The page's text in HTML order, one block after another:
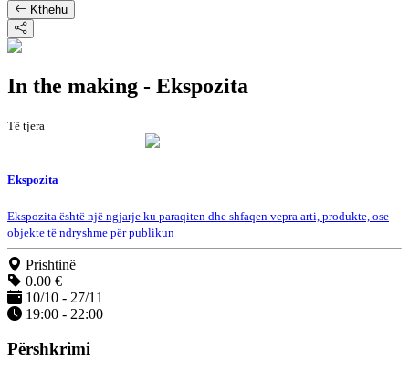
Kthehu
In the making - Ekspozita
Të tjera
Ekspozita
Ekspozita është një ngjarje ku paraqiten dhe shfaqen vepra arti, produkte, ose
objekte të ndryshme për publikun
Prishtinë
0.00 €
10/10 - 27/11
19:00 - 22:00
Përshkrimi